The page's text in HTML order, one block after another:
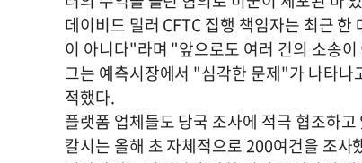
데이비드 밀러 CFTC 집행 책임자는 최근
이 아니다"라며 "앞으로도 여러 건의 소송
그는 예측시장에서 "심각한 문제"가 나타
적했다.
플랫폼 업체들도 당국 조사에 적극 협조하고
칼시는 올해 초 자체적으로 200여건을 조